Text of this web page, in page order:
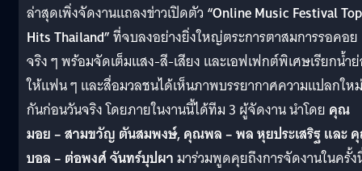
ล่าสุดเพิ่งจัดงานแถลงข่าวเปิดตัว “Online Music Festival Top
Hits Thailand”ที่จบลงอย่างยิ่งใหญ่ตระการตาสมการรอคอย
จริง ๆ พร้อมจัดเต็มแสง-สี-เสียง และเอฟเฟกต์พิเศษเรียกน้ำ
ให้แฟน ๆ และสื่อมวลชนได้เห็นภาพบรรยากาศความแปลกใหม่
กันก่อนวันจริง โดยภายในงานนี้ได้ทีม 3 ผู้จัดงาน นำโดย คุณ
มอย – สามขวัญ ตันสมพงษ์, คุณพล – พล หุยประเสริฐ และ
บอล – ต่อพงศ์ จันทร์บุปผามาร่วมพูดคุยถึงการจัดงานในครั้